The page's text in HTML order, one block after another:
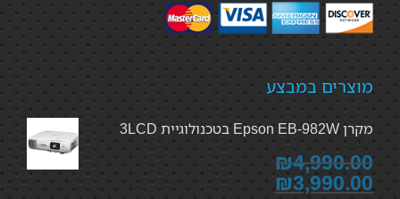
מוצרים במבצע
מקרן Epson EB-982W בטכנולוגיית 3LCD
₪4,990.00
₪3,990.00